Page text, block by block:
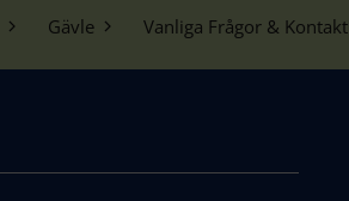
Gävle Vanliga Frågor & Kontakt